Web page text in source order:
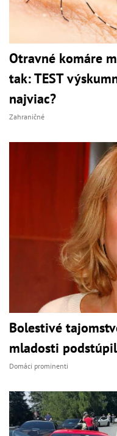
Otravné komáre
tak: TEST
najviac?
Zahraničné
Bolestivé
mladosti
Domáci prominenti